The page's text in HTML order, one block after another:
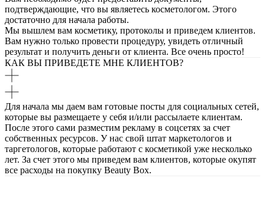
подтверждающие, что вы являетесь косметологом. Этого
достаточно для начала работы.
Мы вышлем вам косметику, протоколы и приведем клиентов.
Вам нужно только провести процедуру, увидеть отличный
результат и получить деньги от клиента. Все очень просто!
КАК ВЫ ПРИВЕДЕТЕ МНЕ КЛИЕНТОВ?
Для начала мы даем вам готовые посты для социальных сетей,
которые вы размещаете у себя и/или рассылаете клиентам.
После этого сами разместим рекламу в соцсетях за счет
собственных ресурсов. У нас свой штат маркетологов и
таргетологов, которые работают с косметикой уже несколько
лет. За счет этого мы приведем вам клиентов, которые окупят
все расходы на покупку Beauty Box.